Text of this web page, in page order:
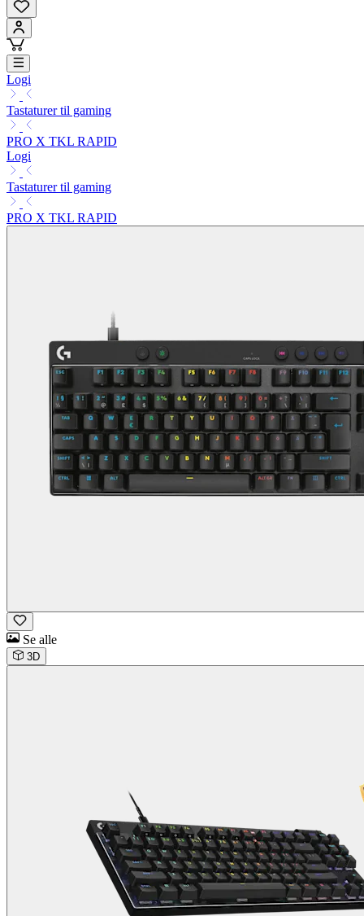
Logi
Tastaturer til gaming
PRO X TKL RAPID
Logi
Tastaturer til gaming
PRO X TKL RAPID
Se alle
3D